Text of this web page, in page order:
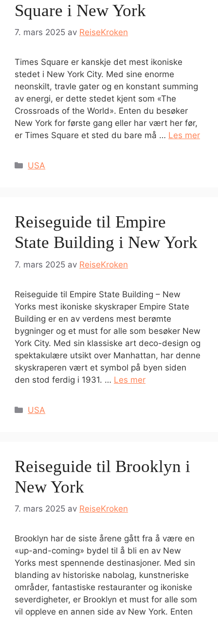
Square i New York
7. mars 2025 av ReiseKroken
Times Square er kanskje det mest ikoniske
stedet i New York City. Med sine enorme
neonskilt, travle gater og en konstant summing
av energi, er dette stedet kjent som «The
Crossroads of the World». Enten du besøker
New York for første gang eller har vært her før,
er Times Square et sted du bare må … Les mer
Kategorier
USA
Reiseguide til Empire
State Building i New York
7. mars 2025 av ReiseKroken
Reiseguide til Empire State Building – New
Yorks mest ikoniske skyskraper Empire State
Building er en av verdens mest berømte
bygninger og et must for alle som besøker New
York City. Med sin klassiske art deco-design og
spektakulære utsikt over Manhattan, har denne
skyskraperen vært et symbol på byen siden
den stod ferdig i 1931. … Les mer
Kategorier
USA
Reiseguide til Brooklyn i
New York
7. mars 2025 av ReiseKroken
Brooklyn har de siste årene gått fra å være en
«up-and-coming» bydel til å bli en av New
Yorks mest spennende destinasjoner. Med sin
blanding av historiske nabolag, kunstneriske
områder, fantastiske restauranter og ikoniske
severdigheter, er Brooklyn et must for alle som
vil oppleve en annen side av New York. Enten